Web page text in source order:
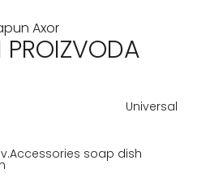
Axor
PROIZVODA
Universal
soap dish